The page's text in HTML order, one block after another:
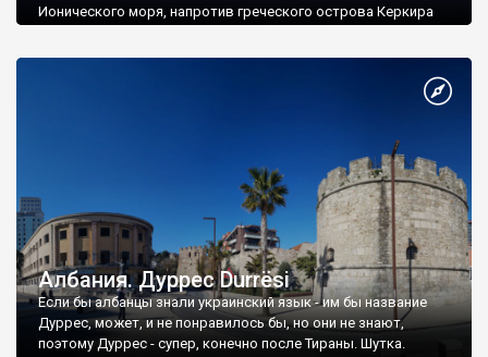
Ионического моря, напротив греческого острова Керкира
Албания. Дуррес Durrësi
Если бы албанцы знали украинский язык - им бы название
Дуррес, может, и не понравилось бы, но они не знают,
поэтому Дуррес - супер, конечно после Тираны. Шутка.